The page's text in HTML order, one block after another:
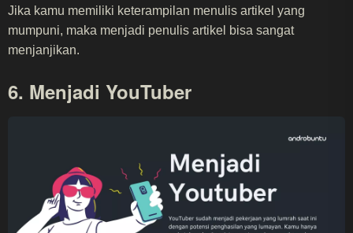
Jika kamu memiliki keterampilan menulis artikel yang
mumpuni, maka menjadi penulis artikel bisa sangat
menjanjikan.
6. Menjadi YouTuber